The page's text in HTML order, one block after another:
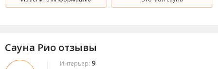
Сауна Рио отзывы
Интерьер: 9